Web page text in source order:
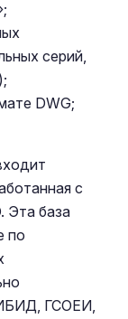
серий,
DWG;
с
Эта база
по
ГСОЕИ,